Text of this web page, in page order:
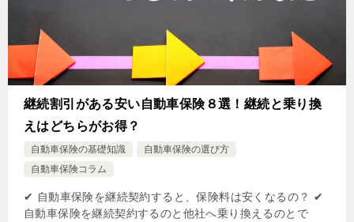
継続割引がある安い自動車保険８選！継続と乗り換
えはどちらがお得？
自動車保険の基礎知識
自動車保険の選び方
自動車保険コラム
✔ 自動車保険を継続契約すると、保険料は安くなるの？ ✔
自動車保険を継続契約するのと他社へ乗り換えるのとで